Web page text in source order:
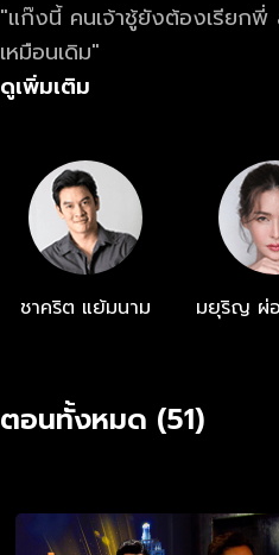
"แก๊งนี้ คนเจ้าชู้ยังต้องเรียก
เหมือนเดิม"
ดูเพิ่มเติม
ชาคริต แย้มนาม มยุริญ ผ่
ตอนทั้งหมด (51)